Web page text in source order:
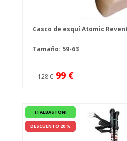
Casco de esquí Atomic
Tamaño: 59-63
128 € 99 €
ITALBASTONI
DESCUENTO 20 %